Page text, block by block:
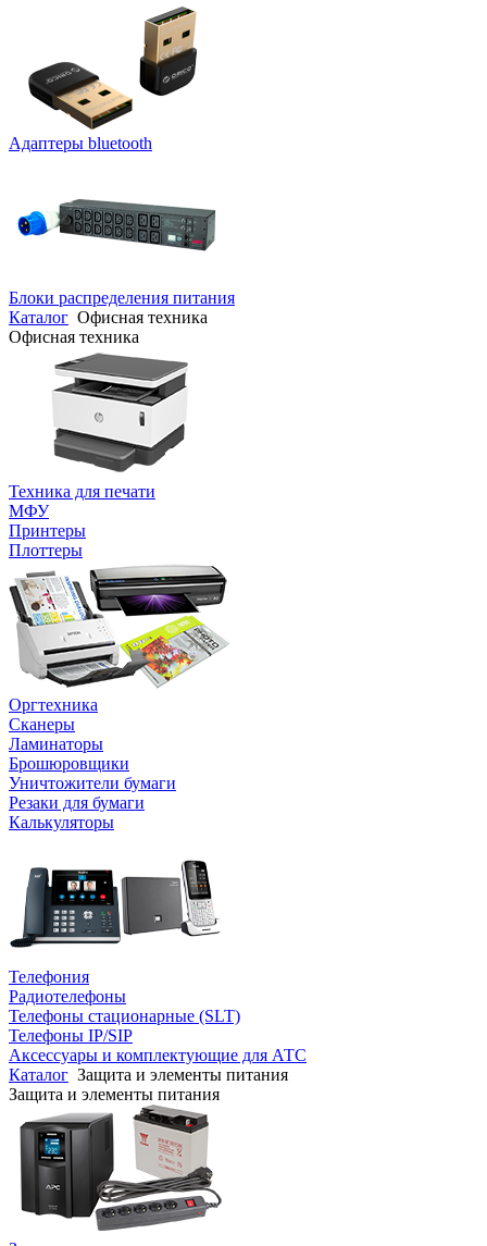
Адаптеры bluetooth
Блоки распределения питания
Каталог Офисная техника
Офисная техника
Техника для печати
МФУ
Принтеры
Плоттеры
Оргтехника
Сканеры
Ламинаторы
Брошюровщики
Уничтожители бумаги
Резаки для бумаги
Калькуляторы
Телефония
Радиотелефоны
Телефоны стационарные (SLT)
Телефоны IP/SIP
Аксессуары и комплектующие для АТС
Каталог Защита и элементы питания
Защита и элементы питания